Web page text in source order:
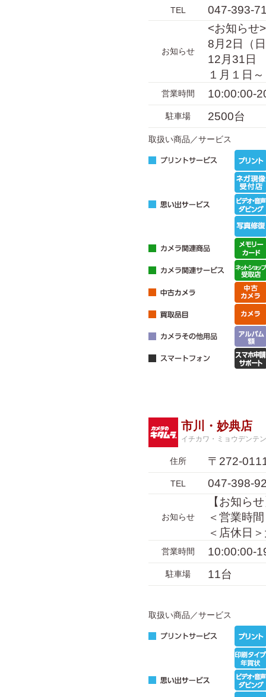
TEL 047-393-
お知らせ
<お知らせ>
8月2日（
12月31日
１月１日
営業時間 10:00:00-
駐車場 2500台
取扱い商品／サービス
市川・妙典店
イチカワ・ミョウデンテン
住所 〒272-
TEL 047-398-
お知らせ
【お知ら
＜営業時
＜店休日
営業時間 10:00:00-
駐車場 11台
取扱い商品／サービス